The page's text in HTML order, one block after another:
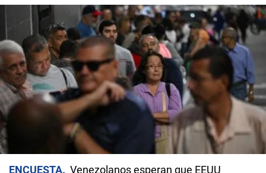
ENCUESTA
Venezolanos esperan que EEUU